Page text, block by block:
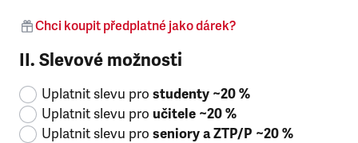
Chci koupit předplatné jako dárek?
II. Slevové možnosti
Uplatnit slevu pro studenty ~20 %
Uplatnit slevu pro učitele ~20 %
Uplatnit slevu pro seniory a ZTP/P ~20 %